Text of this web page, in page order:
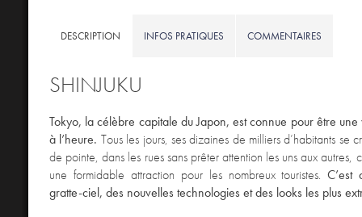
DESCRIPTION INFOS PRATIQUES COMMENTAIRES
SHINJUKU
Tokyo, la célèbre capitale du Japon, est connue pour être
à l’heure. Tous les jours, ses dizaines de milliers d’habitants se
de pointe, dans les rues sans prêter attention les uns aux autres,
une formidable attraction pour les nombreux touristes.C’est
gratte-ciel, des nouvelles technologies et des looks les plus